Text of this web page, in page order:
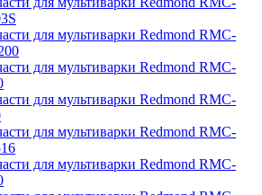
для мультиварки Redmond RMC-
для мультиварки Redmond RMC-
для мультиварки Redmond RMC-
для мультиварки Redmond RMC-
для мультиварки Redmond RMC-